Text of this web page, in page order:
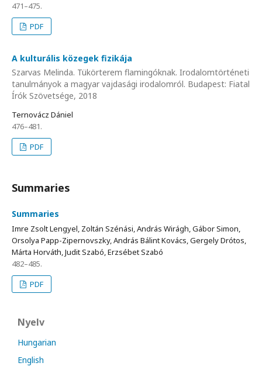
471–475.
PDF
A kulturális közegek fizikája
Szarvas Melinda. Tükörterem flamingóknak. Irodalomtörténeti
tanulmányok a magyar vajdasági irodalomról. Budapest: Fiatal
Írók Szövetsége, 2018
Ternovácz Dániel
476–481.
PDF
Summaries
Summaries
Imre Zsolt Lengyel, Zoltán Szénási, András Wirágh, Gábor Simon,
Orsolya Papp-Zipernovszky, András Bálint Kovács, Gergely Drótos,
Márta Horváth, Judit Szabó, Erzsébet Szabó
482–485.
PDF
Nyelv
Hungarian
English